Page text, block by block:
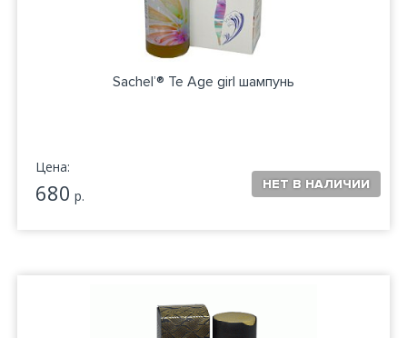
Sachel’® Te Age girl шампунь
Цена:
680 р.